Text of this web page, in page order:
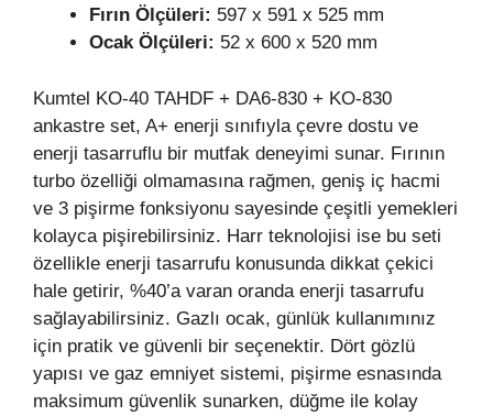
Fırın Ölçüleri: 597 x 591 x 525 mm
Ocak Ölçüleri: 52 x 600 x 520 mm
Kumtel KO-40 TAHDF + DA6-830 + KO-830
ankastre set, A+ enerji sınıfıyla çevre dostu ve
enerji tasarruflu bir mutfak deneyimi sunar. Fırının
turbo özelliği olmamasına rağmen, geniş iç hacmi
ve 3 pişirme fonksiyonu sayesinde çeşitli yemekleri
kolayca pişirebilirsiniz. Harr teknolojisi ise bu seti
özellikle enerji tasarrufu konusunda dikkat çekici
hale getirir, %40’a varan oranda enerji tasarrufu
sağlayabilirsiniz. Gazlı ocak, günlük kullanımınız
için pratik ve güvenli bir seçenektir. Dört gözlü
yapısı ve gaz emniyet sistemi, pişirme esnasında
maksimum güvenlik sunarken, düğme ile kolay